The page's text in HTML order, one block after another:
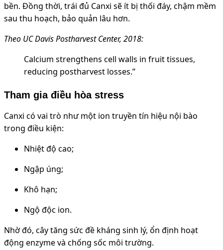
bền. Đồng thời, trái đủ Canxi sẽ ít bị thối đáy, chậm mềm
sau thu hoạch, bảo quản lâu hơn.
Theo UC Davis Postharvest Center, 2018:
Calcium strengthens cell walls in fruit tissues,
reducing postharvest losses.”
Tham gia điều hòa stress
Canxi có vai trò như một ion truyền tín hiệu nội bào
trong điều kiện:
Nhiệt độ cao;
Ngập úng;
Khô hạn;
Ngộ độc ion.
Nhờ đó, cây tăng sức đề kháng sinh lý, ổn định hoạt
động enzyme và chống sốc môi trường.